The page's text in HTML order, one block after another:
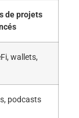
de projets
wallets,
podcasts